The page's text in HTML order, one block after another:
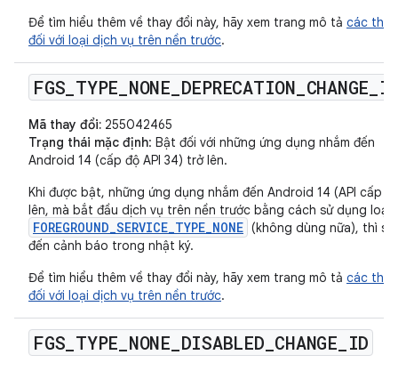
Để tìm hiểu thêm về thay đổi này, hãy xem trang mô tả các
đối với loại dịch vụ trên nền trước.
FGS TYPE NONE DEPRECATION CHANGE
Mã thay đổi: 255042465
Trạng thái mặc định: Bật đối với những ứng dụng nhắm đến
Android 14 (cấp độ API 34) trở lên.
Khi được bật, những ứng dụng nhắm đến Android 14 (API cấp
lên, mà bắt đầu dịch vụ trên nền trước bằng cách sử dụng loại
FOREGROUND_SERVICE_TYPE_NONE (không dùng nữa), thì sẽ
đến cảnh báo trong nhật ký.
Để tìm hiểu thêm về thay đổi này, hãy xem trang mô tả các
đối với loại dịch vụ trên nền trước.
FGS TYPE NONE DISABLED CHANGE ID